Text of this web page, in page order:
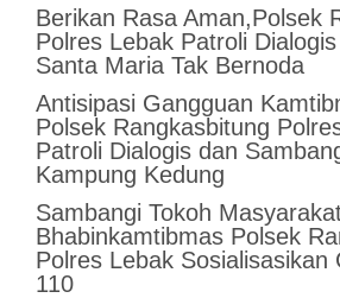
Berikan Rasa Aman,Polsek
Polres Lebak Patroli
Santa Maria Tak Bernoda
Antisipasi Gangguan
Polsek Rangkasbitung
Patroli Dialogis dan
Kampung Kedung
Sambangi Tokoh
Bhabinkamtibmas Polsek
Polres Lebak Sosialisasikan
110